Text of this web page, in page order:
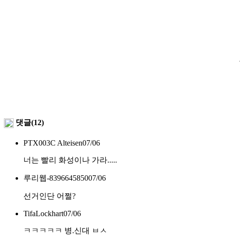
댓글(12)
PTX003C Alteisen07/06
너는 빨리 화성이나 가라.....
루리웹-839664585007/06
선거인단 어쩔?
TifaLockhart07/06
ㅋㅋㅋㅋㅋ 병.신대 ㅂㅅ